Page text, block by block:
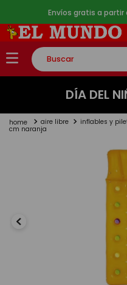
Envíos gratis a partir
Buscar
TÉRMINOS MÁS BUSCADOS
2.
lego
DÍA DEL
aire libre inflables y
cm naranja